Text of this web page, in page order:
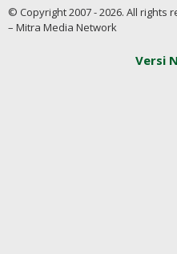
© Copyright 2007 - 2026. All rights
– Mitra Media Network
Versi